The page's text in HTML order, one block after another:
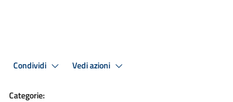
Condividi Vedi azioni
Categorie: